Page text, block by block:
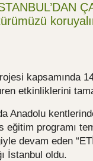
kapsamında
etkinliklerini
Anadolu
eğitim programı
devam eden
İstanbul oldu.